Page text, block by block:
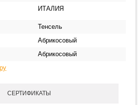
ИТАЛИЯ
Тенсель
Абрикосовый
Абрикосовый
СЕРТИФИКАТЫ